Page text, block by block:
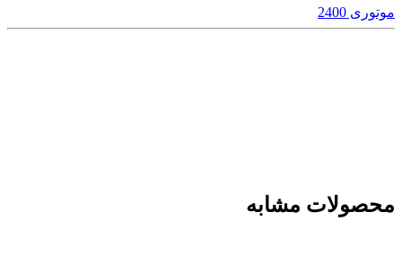
موتوری 2400
محصولات مشابه